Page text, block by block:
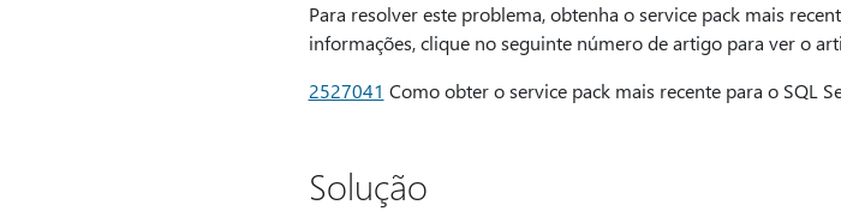
Para resolver este problema, obtenha o service pack mais
informações, clique no seguinte número de artigo para ver o
2527041 Como obter o service pack mais recente para o SQL
Solução